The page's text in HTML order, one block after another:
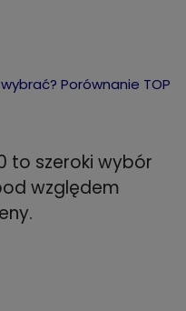
Porównanie TOP
to szeroki wybór
względem